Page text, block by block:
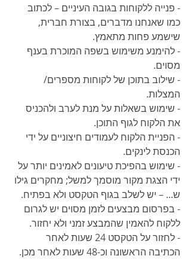
- פנייה ללקוחות בגובה העיניים – לכתוב
כמו שאנחנו מדברים, בצורת חברית,
שישמע פחות מתאמץ.
- להימנע משימוש בשפה המוכרת בענף
מסוים.
- שילוב בתוכן של לקוחות מספרים/
המצלות.
- שימוש בשאלות על מנת לערב ולהכניס
את הלקוח לגוף התוכן.
- הפניית הלקוח לעמודים חיצוניים על ידי
הכנסת לינקים.
- שימוש בהפיכת טיעונים לאמינים יותר על
ידי הצגת מקור מוסמך למשל; מחקרים גילו
ש... – יש לשלב בגוף הטקסט ולא בפתיח.
- בפרסום מבצעים לזמן מסוים יש לגרום
ללקוח להאמין שהמבצע זמני ולא יחזור.
- לחזור על הטקסט 24 שעות לאחר
הכתיבה הראשונה וכ-48 שעות לאחר מכן.